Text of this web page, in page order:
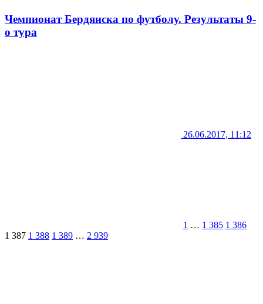
Чемпионат Бердянска по футболу. Результаты 9-
о тура
26.06.2017, 11:12
1 … 1 385 1 386
1 387 1 388 1 389 … 2 939